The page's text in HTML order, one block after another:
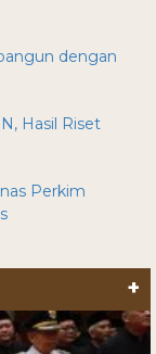
dengan
Hasil Riset
Perkim
+